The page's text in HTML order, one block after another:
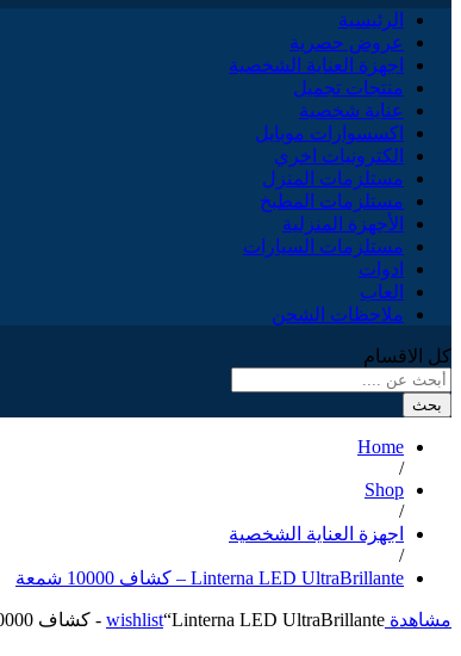
الرئيسية
عروض حصرية
اجهزة العناية الشخصية
منتجات تجميل
عناية شخصية
اكسسوارات موبايل
الكترونيات اخري
مستلزمات المنزل
مستلزمات المطبخ
الأجهزة المنزلية
مستلزمات السيارات
ادوات
العاب
ملاحظات الشحن
كل الاقسام
بحث
Home
/
Shop
/
اجهزة العناية الشخصية
/
Linterna LED UltraBrillante – كشاف 10000 شمعة
مشاهدة wishlist “Linterna LED UltraBrillante - كشاف 10000 شمعة” has been added to your wishlist